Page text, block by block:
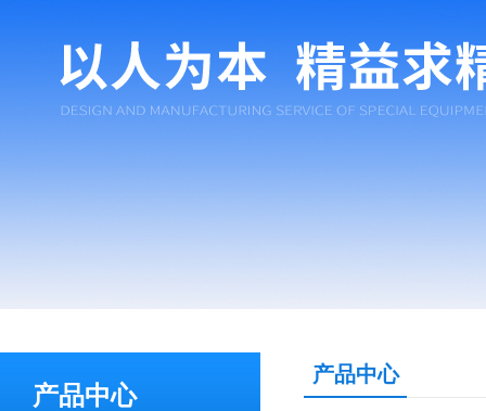
产品中心
产品中心